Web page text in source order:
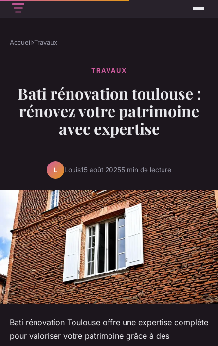
Accueil›Travaux
TRAVAUX
Bati rénovation toulouse :
rénovez votre patrimoine
avec expertise
L Louis15 août 20255 min de lecture
Bati rénovation Toulouse offre une expertise complète
pour valoriser votre patrimoine grâce à des